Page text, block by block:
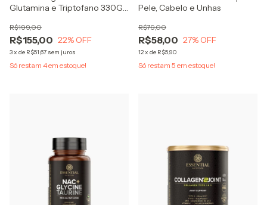
Glutamina e Triptofano 330G -
Nutrition
R$155,00
R$199,00
22% OFF
3x de R$51,67 sem juros
Só restam 4em estoque!
Pele, Cabelo e Unhas
R$58,00
R$79,00
27% OFF
12x de R$5,90
Só restam 5 em estoque!